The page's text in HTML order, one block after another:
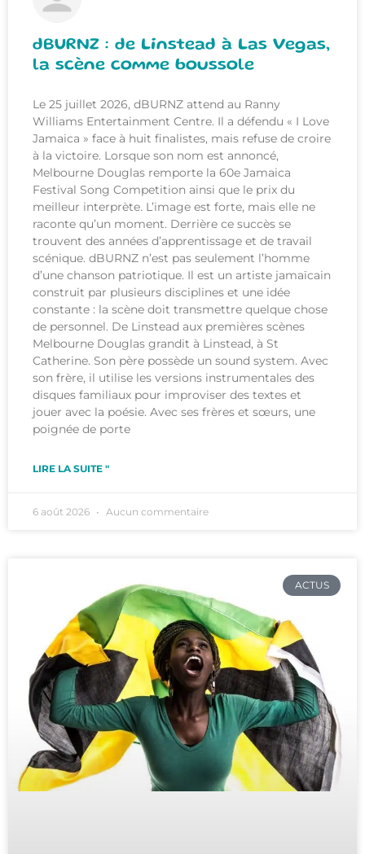
dBURNZ : de Linstead à Las Vegas,
la scène comme boussole
Le 25 juillet 2026, dBURNZ attend au Ranny
Williams Entertainment Centre. Il a défendu « I Love
Jamaica » face à huit finalistes, mais refuse de croire
à la victoire. Lorsque son nom est annoncé,
Melbourne Douglas remporte la 60e Jamaica
Festival Song Competition ainsi que le prix du
meilleur interprète. L’image est forte, mais elle ne
raconte qu’un moment. Derrière ce succès se
trouvent des années d’apprentissage et de travail
scénique. dBURNZ n’est pas seulement l’homme
d’une chanson patriotique. Il est un artiste jamaïcain
construit par plusieurs disciplines et une idée
constante : la scène doit transmettre quelque chose
de personnel. De Linstead aux premières scènes
Melbourne Douglas grandit à Linstead, à St
Catherine. Son père possède un sound system. Avec
son frère, il utilise les versions instrumentales des
disques familiaux pour improviser des textes et
jouer avec la poésie. Avec ses frères et sœurs, une
poignée de porte
LIRE LA SUITE "
6 août 2026 Aucun commentaire
ACTUS